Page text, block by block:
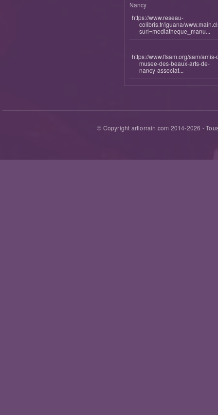
Nancy
https://www.reseau-
colibris.fr/iguana/
surl=mediatheque_manu...
https://www.ffsam.org/sam/amis-
musee-des-beaux-arts-de-
nancy-associat...
© Copyright artlorrain.com 2014-2026 -